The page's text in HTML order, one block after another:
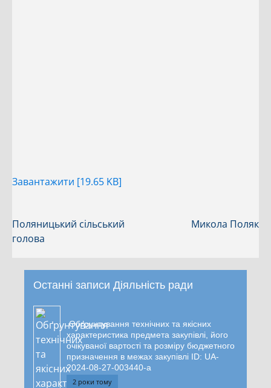
Завантажити [19.65 KB]
Поляницький сільський
голова
Микола Поляк
Останні записи Діяльність ради
Обґрунтування технічних та якісних
характеристика предмета закупівлі, його
очікуваної вартості та розміру бюджетного
призначення в межах закупівлі ID: UA-
2024-08-27-003440-a
2 роки тому